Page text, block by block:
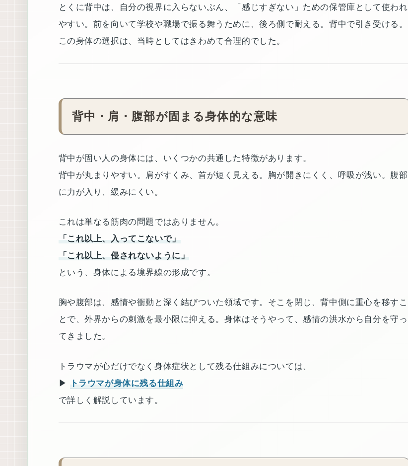
とくに背中は、自分の視界に入らないぶん、「感じすぎない」ための保管庫として使われ
やすい。前を向いて学校や職場で振る舞うために、後ろ側で耐える。背中で引き受ける。
この身体の選択は、当時としてはきわめて合理的でした。
背中・肩・腹部が固まる身体的な意味
背中が固い人の身体には、いくつかの共通した特徴があります。
背中が丸まりやすい。肩がすくみ、首が短く見える。胸が開きにくく、呼吸が浅い。腹部
に力が入り、緩みにくい。
これは単なる筋肉の問題ではありません。
「これ以上、入ってこないで」
「これ以上、侵されないように」
という、身体による境界線の形成です。
胸や腹部は、感情や衝動と深く結びついた領域です。そこを閉じ、背中側に重心を移すこ
とで、外界からの刺激を最小限に抑える。身体はそうやって、感情の洪水から自分を守っ
てきました。
トラウマが心だけでなく身体症状として残る仕組みについては、
▶︎
トラウマが身体に残る仕組み
で詳しく解説しています。